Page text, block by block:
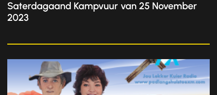
Saterdagaand Kampvuur van 25 November
2023